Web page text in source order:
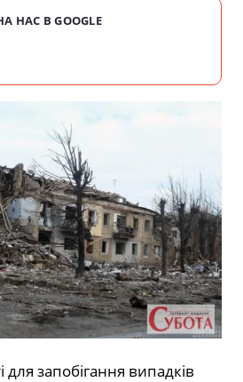
НАС В GOOGLE
для запобігання випадків